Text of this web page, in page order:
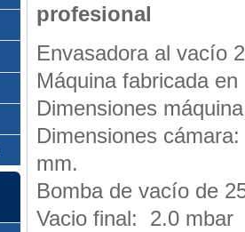
profesional
Envasadora al vacío
Máquina fabricada
Dimensiones
Dimensiones
mm.
Bomba de vacío de
Vacio final: 2.0 mbar